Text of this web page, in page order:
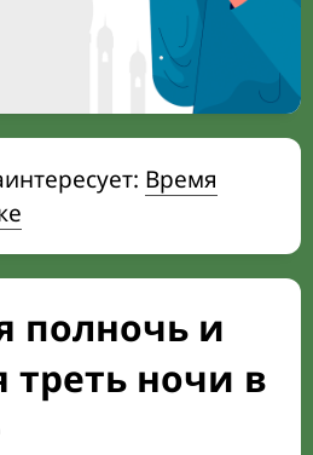
Время
полночь и
треть ночи в